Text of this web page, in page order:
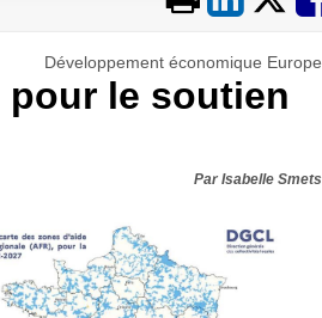
Développement économique Europe
le soutien
Par Isabelle Smets